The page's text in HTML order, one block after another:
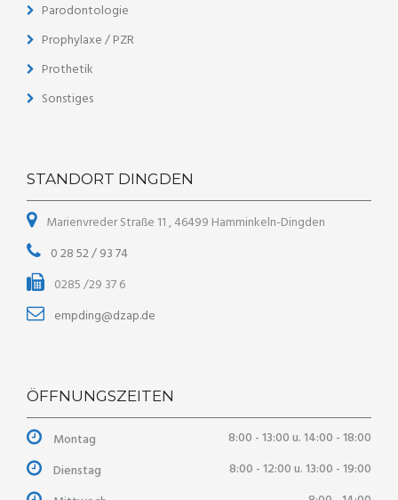
Parodontologie
Prophylaxe / PZR
Prothetik
Sonstiges
STANDORT DINGDEN
Marienvreder Straße 11 , 46499 Hamminkeln-Dingden
0 28 52 / 93 74
0285 /29 37 6
empding@dzap.de
ÖFFNUNGSZEITEN
Montag
8:00 - 13:00 u. 14:00 - 18:00
Dienstag
8:00 - 12:00 u. 13:00 - 19:00